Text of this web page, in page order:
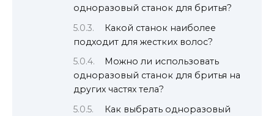
одноразовый станок для бритья?
Какой станок наиболее
подходит для жестких волос?
Можно ли использовать
одноразовый станок для бритья на
других частях тела?
Как выбрать одноразовый